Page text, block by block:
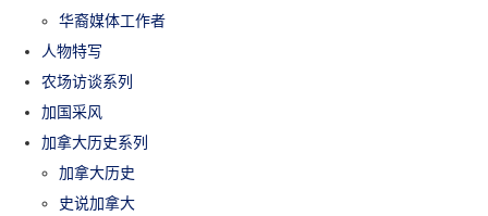
华裔媒体工作者
人物特写
农场访谈系列
加国采风
加拿大历史系列
加拿大历史
史说加拿大